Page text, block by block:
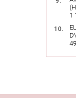
1